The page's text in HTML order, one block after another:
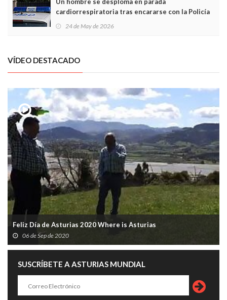
cardiorrespiratoria tras encararse con la Policía
24 de May de 2026
VÍDEO DESTACADO
Feliz Día de Asturias 2020 Where is Asturias
06 de Sep de 2020
SUSCRÍBETE A ASTURIAS MUNDIAL